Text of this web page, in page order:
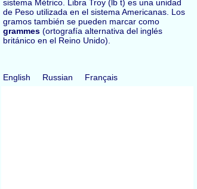
sistema Métrico. Libra Troy (lb t) es una unidad
de Peso utilizada en el sistema Americanas. Los
gramos también se pueden marcar como
grammes (ortografía alternativa del inglés
británico en el Reino Unido).
English Russian Français